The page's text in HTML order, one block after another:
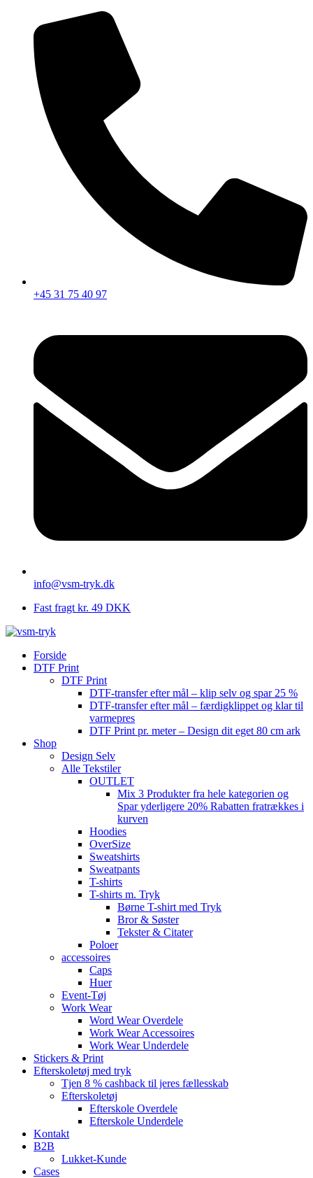
indhold
+45 31 75 40 97
info@vsm-tryk.dk
Fast fragt kr. 49 DKK
Forside
DTF Print
DTF Print
DTF-transfer efter mål – klip selv og spar 25 %
DTF-transfer efter mål – færdigklippet og klar til
varmepres
DTF Print pr. meter – Design dit eget 80 cm ark
Shop
Design Selv
Alle Tekstiler
OUTLET
Mix 3 Produkter fra hele kategorien og
Spar yderligere 20% Rabatten fratrækkes i
kurven
Hoodies
OverSize
Sweatshirts
Sweatpants
T-shirts
T-shirts m. Tryk
Børne T-shirt med Tryk
Bror & Søster
Tekster & Citater
Poloer
accessoires
Caps
Huer
Event-Tøj
Work Wear
Word Wear Overdele
Work Wear Accessoires
Work Wear Underdele
Stickers & Print
Efterskoletøj med tryk
Tjen 8 % cashback til jeres fællesskab
Efterskoletøj
Efterskole Overdele
Efterskole Underdele
Kontakt
B2B
Lukket-Kunde
Cases